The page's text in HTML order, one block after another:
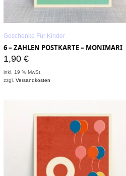
Geschenke Für Kinder
6 – ZAHLEN POSTKARTE – MONIMARI
1,90 €
inkl. 19 % MwSt.
zzgl.Versandkosten